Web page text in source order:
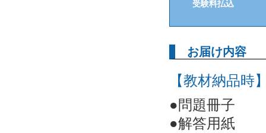
受験料払込
お届け内容
【教材納品時
●問題冊子
●解答用紙